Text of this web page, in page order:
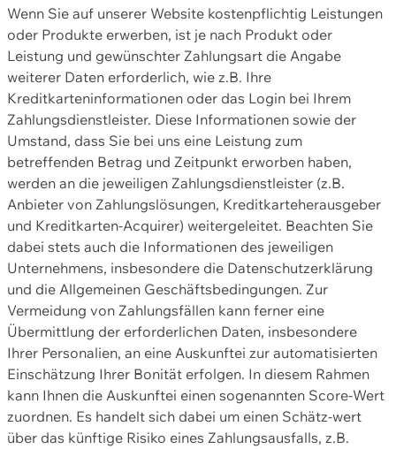
Wenn Sie auf unserer Website kostenpflichtig Leistungen
oder Produkte erwerben, ist je nach Produkt oder
Leistung und gewünschter Zahlungsart die Angabe
weiterer Daten erforderlich, wie z.B. Ihre
Kreditkarteninformationen oder das Login bei Ihrem
Zahlungsdienstleister. Diese Informationen sowie der
Umstand, dass Sie bei uns eine Leistung zum
betreffenden Betrag und Zeitpunkt erworben haben,
werden an die jeweiligen Zahlungsdienstleister (z.B.
Anbieter von Zahlungslösungen, Kreditkarteherausgeber
und Kreditkarten-Acquirer) weitergeleitet. Beachten Sie
dabei stets auch die Informationen des jeweiligen
Unternehmens, insbesondere die Datenschutzerklärung
und die Allgemeinen Geschäftsbedingungen. Zur
Vermeidung von Zahlungsfällen kann ferner eine
Übermittlung der erforderlichen Daten, insbesondere
Ihrer Personalien, an eine Auskunftei zur automatisierten
Einschätzung Ihrer Bonität erfolgen. In diesem Rahmen
kann Ihnen die Auskunftei einen sogenannten Score-Wert
zuordnen. Es handelt sich dabei um einen Schätz-wert
über das künftige Risiko eines Zahlungsausfalls, z.B.